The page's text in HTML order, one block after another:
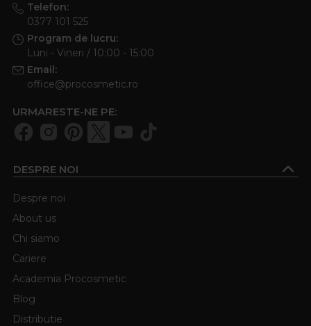
Telefon:
0377 101 525
Program de lucru:
Luni - Vineri / 10:00 - 15:00
Email:
office@procosmetic.ro
URMARESTE-NE PE:
DESPRE NOI
Despre noi
About us
Chi siamo
Cariere
Academia Procosmetic
Blog
Distributie